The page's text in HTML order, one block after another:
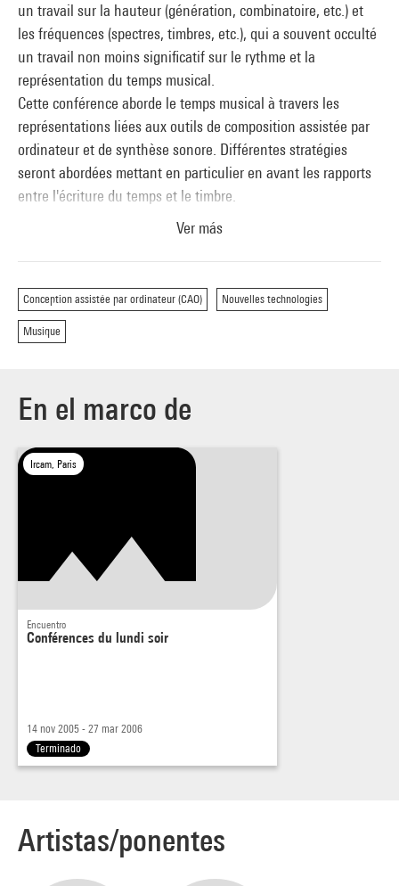
un travail sur la hauteur (génération, combinatoire, etc.) et
les fréquences (spectres, timbres, etc.), qui a souvent occulté
un travail non moins significatif sur le rythme et la
représentation du temps musical.
Cette conférence aborde le temps musical à travers les
représentations liées aux outils de composition assistée par
ordinateur et de synthèse sonore. Différentes stratégies
seront abordées mettant en particulier en avant les rapports
entre l'écriture du temps et le timbre.
Ver más
Conception assistée par ordinateur (CAO) Nouvelles technologies
Musique
En el marco de
Ircam, Paris
Encuentro
Conférences du lundi soir
14 nov 2005 - 27 mar 2006
Terminado
Artistas/ponentes